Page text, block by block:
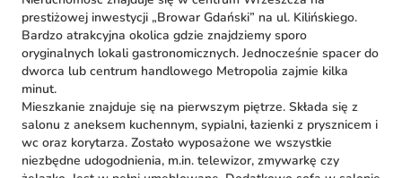
prestiżowej inwestycji „Browar Gdański” na ul. Kilińskiego.
Bardzo atrakcyjna okolica gdzie znajdziemy sporo
oryginalnych lokali gastronomicznych. Jednocześnie spacer do
dworca lub centrum handlowego Metropolia zajmie kilka
minut.
Mieszkanie znajduje się na pierwszym piętrze. Składa się z
salonu z aneksem kuchennym, sypialni, łazienki z prysznicem i
wc oraz korytarza. Zostało wyposażone we wszystkie
niezbędne udogodnienia, m.in. telewizor, zmywarkę czy